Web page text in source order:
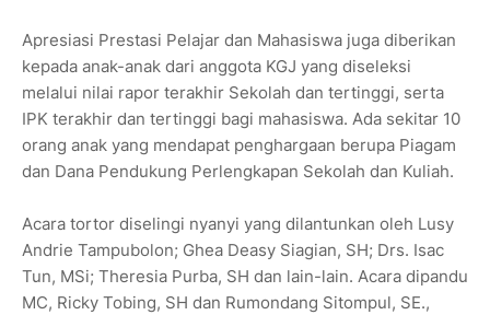
Apresiasi Prestasi Pelajar dan Mahasiswa juga diberikan
kepada anak-anak dari anggota KGJ yang diseleksi
melalui nilai rapor terakhir Sekolah dan tertinggi, serta
IPK terakhir dan tertinggi bagi mahasiswa. Ada sekitar 10
orang anak yang mendapat penghargaan berupa Piagam
dan Dana Pendukung Perlengkapan Sekolah dan Kuliah.
Acara tortor diselingi nyanyi yang dilantunkan oleh Lusy
Andrie Tampubolon; Ghea Deasy Siagian, SH; Drs. Isac
Tun, MSi; Theresia Purba, SH dan lain-lain. Acara dipandu
MC, Ricky Tobing, SH dan Rumondang Sitompul, SE.,